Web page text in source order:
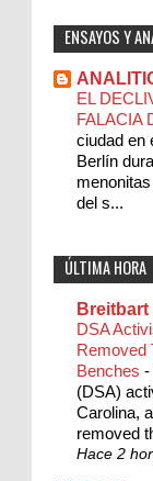
ENSAYOS Y
EL
FALACIA
ciudad en
Berlín
del s...
ÚLTIMA HORA
Breitbart
DSA
Removed
Benches -
(DSA)
Carolina,
removed
Hace 2